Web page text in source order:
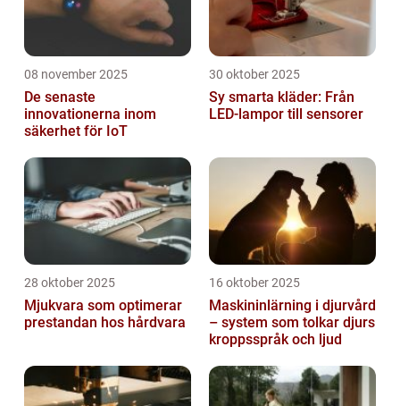
08 november 2025
De senaste
innovationerna inom
säkerhet för IoT
30 oktober 2025
Sy smarta kläder: Från
LED-lampor till sensorer
28 oktober 2025
Mjukvara som optimerar
prestandan hos hårdvara
16 oktober 2025
Maskininlärning i djurvård
– system som tolkar djurs
kroppsspråk och ljud